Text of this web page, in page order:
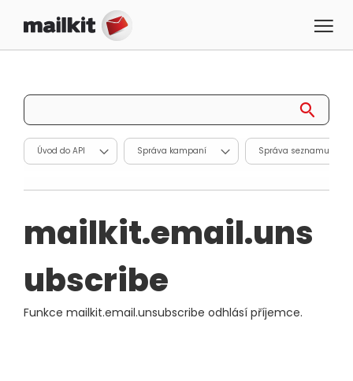
Úvod do API Správa kampaní Správa seznamu
mailkit.email.uns
ubscribe
Funkce mailkit.email.unsubscribe odhlásí příjemce.